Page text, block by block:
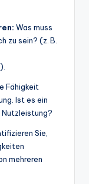
Was muss
zu sein? (z. B.
Fähigkeit
Ist es ein
Sie,
mehreren